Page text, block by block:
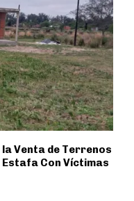
la Venta de Terrenos
Estafa Con Víctimas